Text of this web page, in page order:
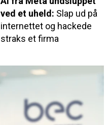
ved et uheld: Slap ud på
internettet og hackede
straks et firma